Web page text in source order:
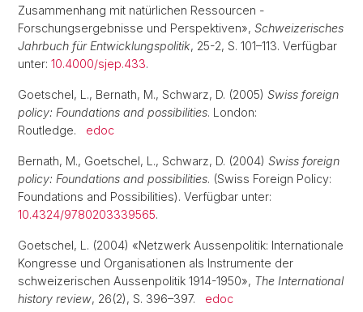
Zusammenhang mit natürlichen Ressourcen -
Forschungsergebnisse und Perspektiven», Schweizerisches
Jahrbuch für Entwicklungspolitik, 25-2, S. 101–113. Verfügbar
unter: 10.4000/sjep.433.
Goetschel, L., Bernath, M., Schwarz, D. (2005) Swiss foreign
policy: Foundations and possibilities. London:
Routledge. edoc
Bernath, M., Goetschel, L., Schwarz, D. (2004) Swiss foreign
policy: Foundations and possibilities. (Swiss Foreign Policy:
Foundations and Possibilities). Verfügbar unter:
10.4324/9780203339565.
Goetschel, L. (2004) «Netzwerk Aussenpolitik: Internationale
Kongresse und Organisationen als Instrumente der
schweizerischen Aussenpolitik 1914-1950», The International
history review, 26(2), S. 396–397. edoc